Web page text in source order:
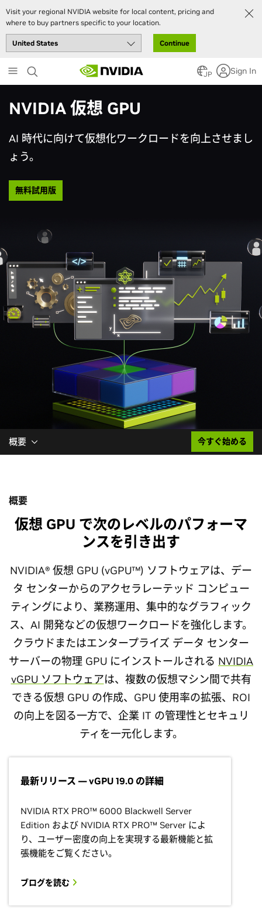
Visit your regional NVIDIA website for local content, pricing and
where to buy partners specific to your location.
Continue
to
main
JP Sign In
NVIDIA 仮想 GPU
AI 時代に向けて仮想化ワークロードを向上させまし
ょう。
無料試用版
概要 今すぐ始める
概要
仮想 GPU で次のレベルのパフォーマ
ンスを引き出す
NVIDIA® 仮想 GPU (vGPU™) ソフトウェアは、デー
タ センターからのアクセラレーテッド コンピュー
ティングにより、業務運用、集中的なグラフィック
ス、AI 開発などの仮想ワークロードを強化します。
クラウドまたはエンタープライズ データ センター
サーバーの物理 GPU にインストールされる NVIDIA
vGPU ソフトウェアは、複数の仮想マシン間で共有
できる仮想 GPU の作成、GPU 使用率の拡張、ROI
の向上を図る一方で、企業 IT の管理性とセキュリ
ティを一元化します。
最新リリース — vGPU 19.0 の詳細
NVIDIA RTX PRO™ 6000 Blackwell Server
Edition および NVIDIA RTX PRO™ Server によ
り、ユーザー密度の向上を実現する最新機能と拡
張機能をご覧ください。
ブログを読む